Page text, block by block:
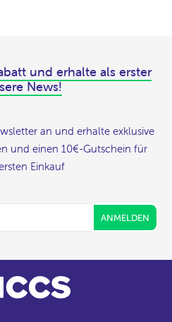
und erhalte als erster
News!
an und erhalte exklusive
und einen 10€-Gutschein für
Einkauf
ANMELDEN